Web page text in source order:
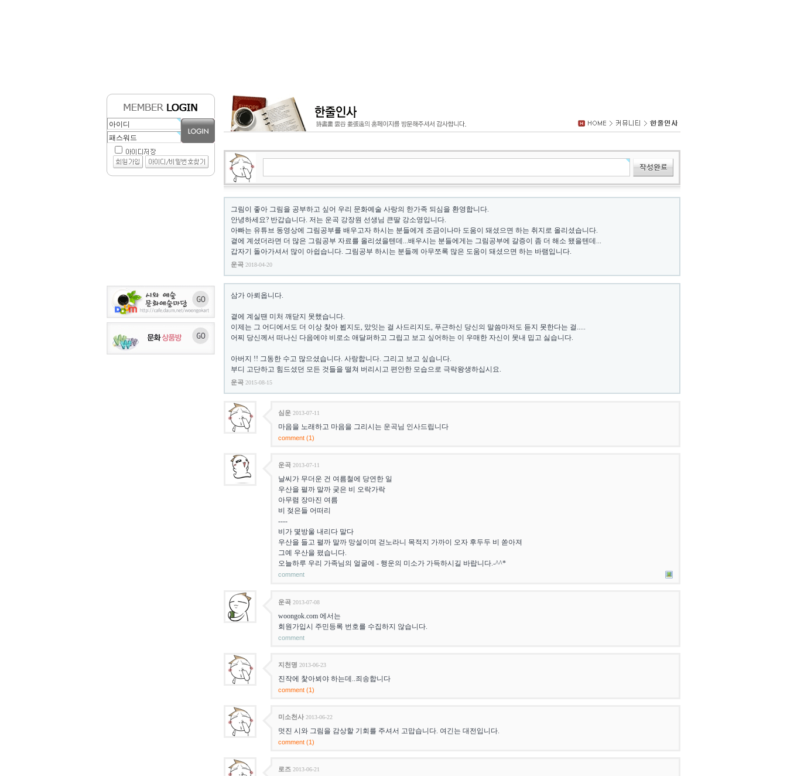
그림이 좋아 그림을 공부하고 싶어 우리 문화예술 사랑의 한가족 되심을 환영합니다.
안녕하세요? 반갑습니다. 저는 운곡 강장원 선생님 큰딸 강소영입니다.
아빠는 유튜브 동영상에 그림공부를 배우고자 하시는 분들에게 조금이나마 도움이 돼셨으면 하는 취지로 올리셨습니다.
곁에 계셨더라면 더 많은 그림공부 자료를 올리셨을텐데...배우시는 분들에게는 그림공부에 갈증이 좀 더 해소 됐을텐데...
갑자기 돌아가셔서 많이 아쉽습니다. 그림공부 하시는 분들께 아무쪼록 많은 도움이 돼셨으면 하는 바램입니다.
운곡 2018-04-20
삼가 아뢰옵니다.
곁에 계실땐 미처 깨닫지 못했습니다.
이제는 그 어디에서도 더 이상 찾아 뵙지도, 맜잇는 걸 사드리지도, 푸근하신 당신의 말씀마저도 듣지 못한다는 걸.....
어찌 당신께서 떠나신 다음에야 비로소 애달퍼하고 그립고 보고 싶어하는 이 우매한 자신이 못내 밉고 싫습니다.
아버지 !! 그동한 수고 많으셨습니다. 사랑합니다. 그리고 보고 싶습니다.
부디 고단하고 힘드셨던 모든 것들을 떨쳐 버리시고 편안한 모습으로 극락왕생하십시요.
운곡 2015-08-15
심운 2013-07-11
마음을 노래하고 마음을 그리시는 운곡님 인사드립니다
comment (1)
운곡 2013-07-11
날씨가 무더운 건 여름철에 당연한 일
우산을 펼까 말까 궂은 비 오락가락
아무렴 장마진 여름
비 젖은들 어떠리
----
비가 몇방울 내리다 말다
우산을 들고 펼까 말까 망설이며 걷노라니 목적지 가까이 오자 후두두 비 쏟아져
그예 우산을 폈습니다.
오늘하루 우리 가족님의 얼굴에 - 행운의 미소가 가득하시길 바랍니다.-^^*
comment
운곡 2013-07-08
woongok.com 에서는
회원가입시 주민등록 번호를 수집하지 않습니다.
comment
지천명 2013-06-23
진작에 찿아뵈야 하는데..죄송합니다
comment (1)
미소천사 2013-06-22
멋진 시와 그림을 감상할 기회를 주셔서 고맙습니다. 여긴는 대전입니다.
comment (1)
로즈 2013-06-21